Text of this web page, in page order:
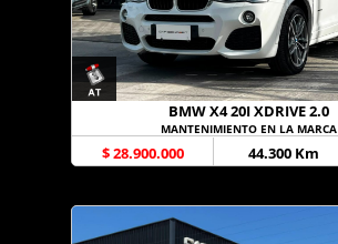
BMW X4 20I XDRIVE 2.0
MANTENIMIENTO EN LA MARCA
$ 28.900.000 44.300 Km